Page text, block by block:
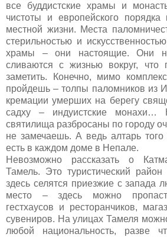
все буддистские храмы и
чистоты и европейского
местной жизни. Места
стерильностью и
храмы – они настоящие. Они
сливаются с жизнью вокруг,
заметить. Конечно, мимо
пройдешь – толпы паломников из
кремации умерших на берегу
садху – индуистские монахи…
святилища разбросаны по городу
не замечаешь. А ведь алтарь
есть в каждом доме в Непале.
Невозможно рассказать о
Тамель. Это туристический
здесь селятся приезжие с запада
место – здесь можно
гестхаусов и ресторанчиков,
сувениров. На улицах Тамеля
любой национальность, разве